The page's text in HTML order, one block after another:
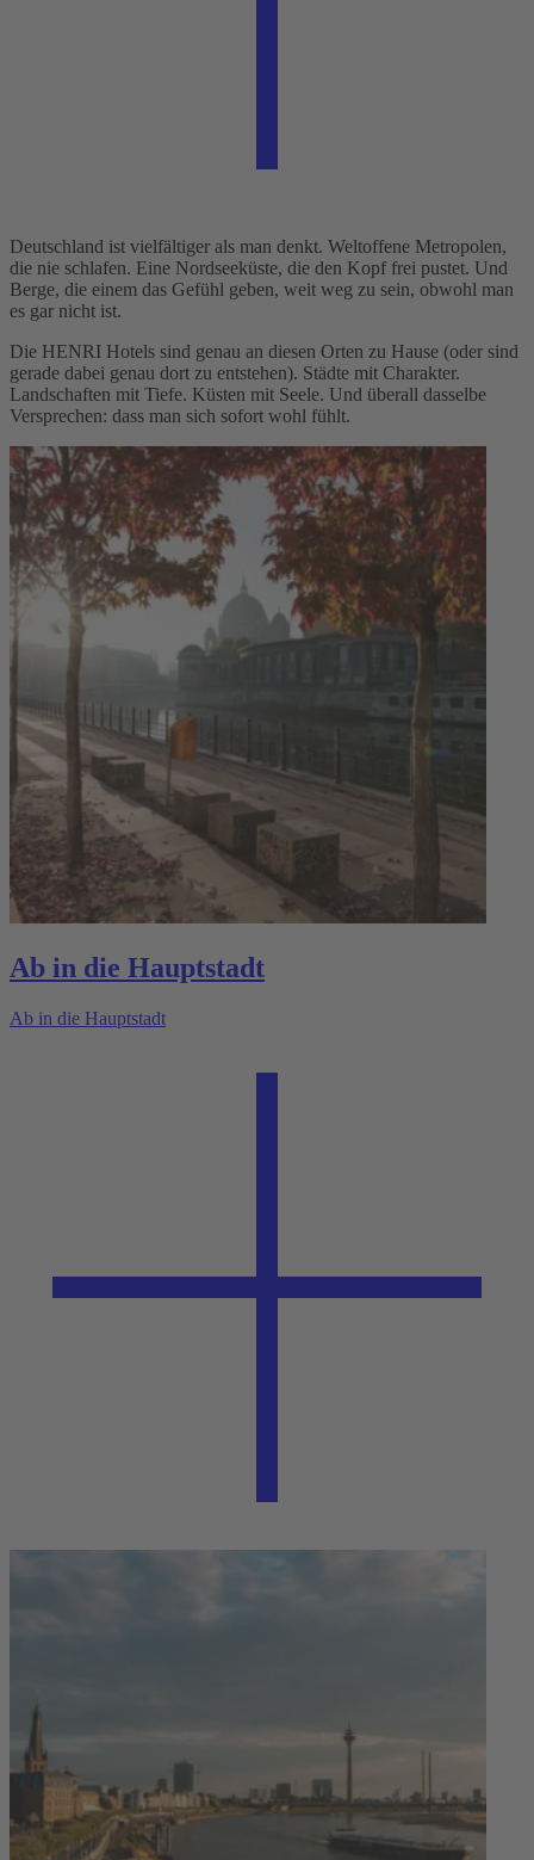
Deutschland ist vielfältiger als man denkt. Weltoffene Metropolen,
die nie schlafen. Eine Nordseeküste, die den Kopf frei pustet. Und
Berge, die einem das Gefühl geben, weit weg zu sein, obwohl man
es gar nicht ist.
Die HENRI Hotels sind genau an diesen Orten zu Hause (oder sind
gerade dabei genau dort zu entstehen). Städte mit Charakter.
Landschaften mit Tiefe. Küsten mit Seele. Und überall dasselbe
Versprechen: dass man sich sofort wohl fühlt.
Ab in die Hauptstadt
Ab in die Hauptstadt